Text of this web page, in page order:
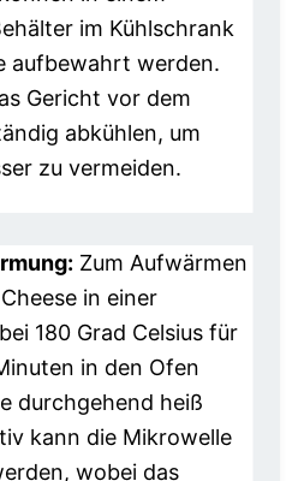
im Kühlschrank
aufbewahrt werden.
Gericht vor dem
abkühlen, um
zu vermeiden.
Zum Aufwärmen
in einer
180 Grad Celsius für
in den Ofen
durchgehend heiß
kann die Mikrowelle
wobei das